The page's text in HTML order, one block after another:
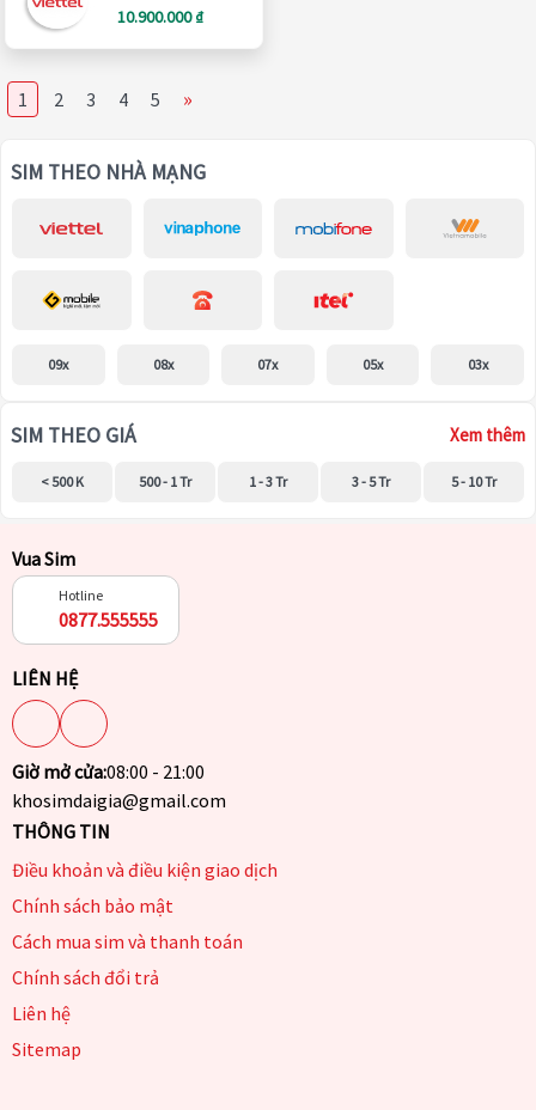
10.900.000 ₫
1 2 3 4 5 »
SIM THEO NHÀ MẠNG
09x 08x 07x 05x 03x
SIM THEO GIÁ Xem thêm
< 500 K 500 - 1 Tr 1 - 3 Tr 3 - 5 Tr 5 - 10 Tr
Vua Sim
Hotline
0877.555555
LIÊN HỆ
Giờ mở cửa:08:00 - 21:00
khosimdaigia@gmail.com
THÔNG TIN
Điều khoản và điều kiện giao dịch
Chính sách bảo mật
Cách mua sim và thanh toán
Chính sách đổi trả
Liên hệ
Sitemap